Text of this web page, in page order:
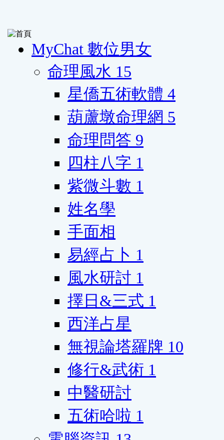
MyChat 數位男女
命理風水 15
星僑五術軟體 4
葫蘆墩命理網 5
命理問答 9
四柱八字 1
紫微斗數 1
姓名學
手面相
易經占卜 1
風水研討 1
擇日&三式 1
西洋占星
無視論塔羅牌 10
修行&武術 1
中醫研討
五術哈啦 1